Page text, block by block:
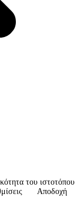
του ιστοτόπου
Αποδοχή